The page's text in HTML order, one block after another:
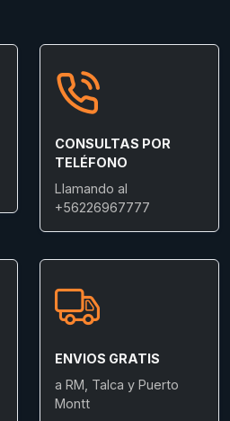
CONSULTAS POR
TELÉFONO
Llamando al
+56226967777
ENVIOS GRATIS
a RM, Talca y Puerto
Montt